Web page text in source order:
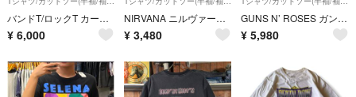
バンドT/ロックT カーカス 真・疫魔交響曲 デスメタルT 未使用 XL
¥ 6,000
NIRVANA ニルヴァーナ スマイル タイダイ バンドTシャツ L 古着
¥ 3,480
GUNS N’ ROSES ガンズアンドローゼズ バンドTシャツ 黒 古着
¥ 5,980